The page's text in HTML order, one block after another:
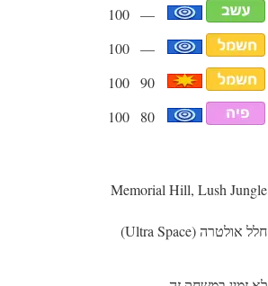
—
100
—
100
90
100
80
100
Memorial Hill, Lush Jungle
חלל אולטרה (Ultra Space)